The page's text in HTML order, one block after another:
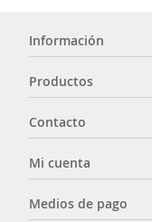
Información
Productos
Contacto
Mi cuenta
Medios de pago